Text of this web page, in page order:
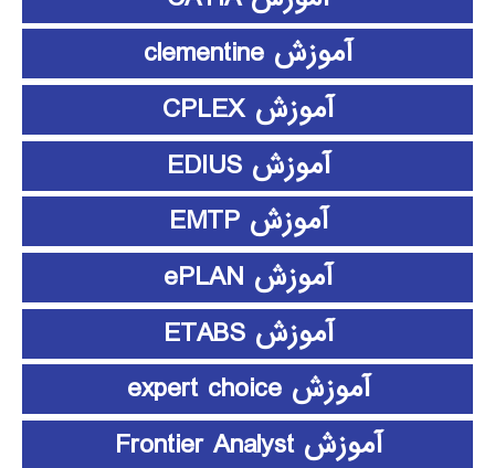
آموزش clementine
آموزش CPLEX
آموزش EDIUS
آموزش EMTP
آموزش ePLAN
آموزش ETABS
آموزش expert choice
آموزش Frontier Analyst